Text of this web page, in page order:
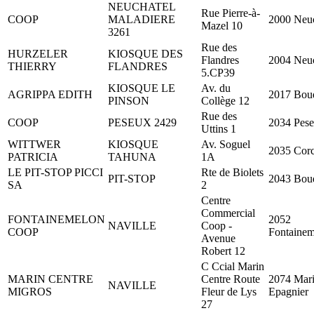
COOP
NEUCHATEL
MALADIERE
3261
Rue Pierre-à-
Mazel 10
2000
HURZELER
THIERRY
KIOSQUE DES
FLANDRES
Rue des
Flandres
5.CP39
2004
AGRIPPA EDITH
KIOSQUE LE
PINSON
Av. du
Collège 12
2017
COOP PESEUX 2429
Rue des
Uttins 1
2034
WITTWER
PATRICIA
KIOSQUE
TAHUNA
Av. Soguel
1A
2035
LE PIT-STOP PICCI
SA
PIT-STOP
Rte de Biolets
2
2043
FONTAINEMELON
COOP
NAVILLE
Centre
Commercial
Coop -
Avenue
Robert 12
2052
MARIN CENTRE
MIGROS
NAVILLE
C Ccial Marin
Centre Route
Fleur de Lys
27
2074
Epagnier